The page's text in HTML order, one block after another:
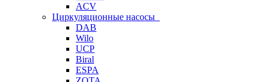
ACV
Циркуляционные насосы
DAB
Wilo
UCP
Biral
ESPA